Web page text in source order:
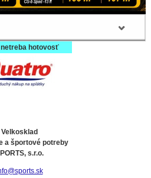
hotovosť
Velkosklad
a športové potreby
s.r.o.